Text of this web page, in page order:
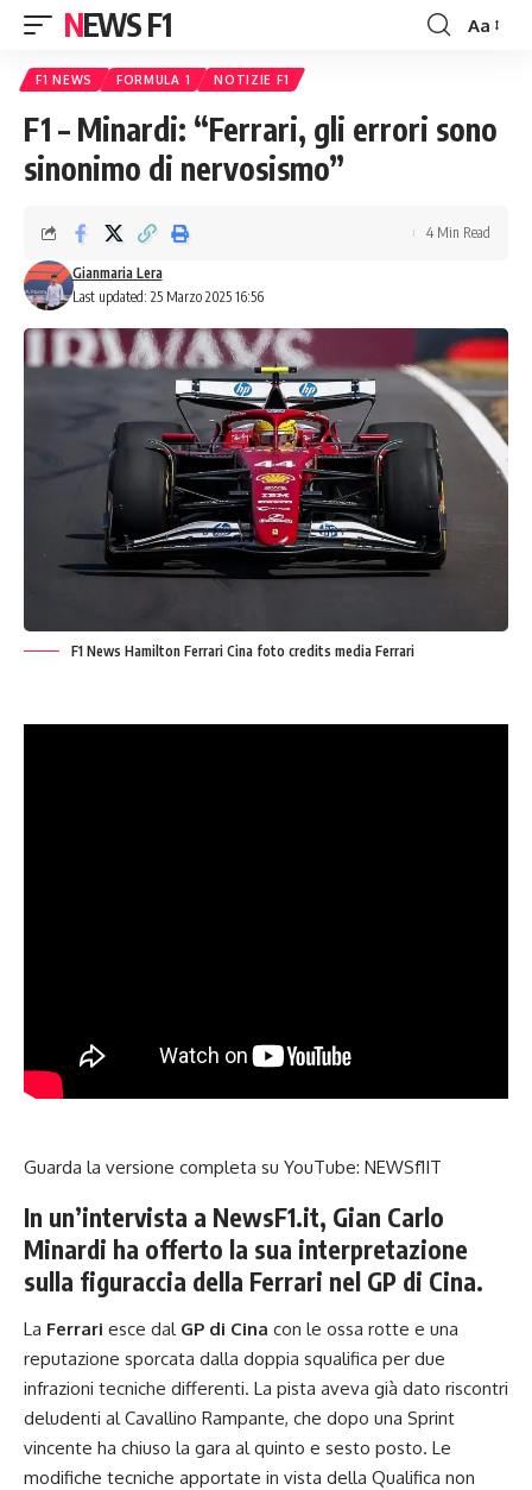
NEWS F1
Font
Aa
F1 NEWS FORMULA 1 NOTIZIE F1
F1 – Minardi: “Ferrari, gli errori sono
sinonimo di nervosismo”
Last updated: 25 Marzo 2025 16:56
Gianmaria Lera
4 Min Read
F1 News Hamilton Ferrari Cina foto credits media Ferrari
Guarda la versione completa su YouTube: NEWSf1IT
In un’intervista a NewsF1.it, Gian Carlo
Minardi ha offerto la sua interpretazione
sulla figuraccia della Ferrari nel GP di Cina.
La Ferrari esce dal GP di Cina con le ossa rotte e una
reputazione sporcata dalla doppia squalifica per due
infrazioni tecniche differenti. La pista aveva già dato riscontri
deludenti al Cavallino Rampante, che dopo una Sprint
vincente ha chiuso la gara al quinto e sesto posto. Le
modifiche tecniche apportate in vista della Qualifica non